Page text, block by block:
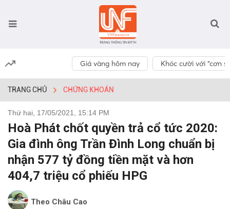
Giá vàng hôm nay Khóc cười với “cơn
TRANG CHỦ CHỨNG KHOÁN
Thứ hai, 17/05/2021, 15:14 PM
Hoà Phát chốt quyền trả cổ tức 2020:
Gia đình ông Trần Đình Long chuẩn bị
nhận 577 tỷ đồng tiền mặt và hơn
404,7 triệu cổ phiếu HPG
Theo Châu Cao